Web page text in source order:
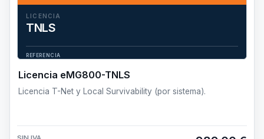
LICENCIA
TNLS
REFERENCIA
Licencia eMG800-TNLS
Licencia T-Net y Local Survivability (por sistema).